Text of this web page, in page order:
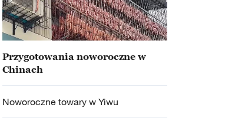
Przygotowania noworoczne w
Chinach
Noworoczne towary w Yiwu